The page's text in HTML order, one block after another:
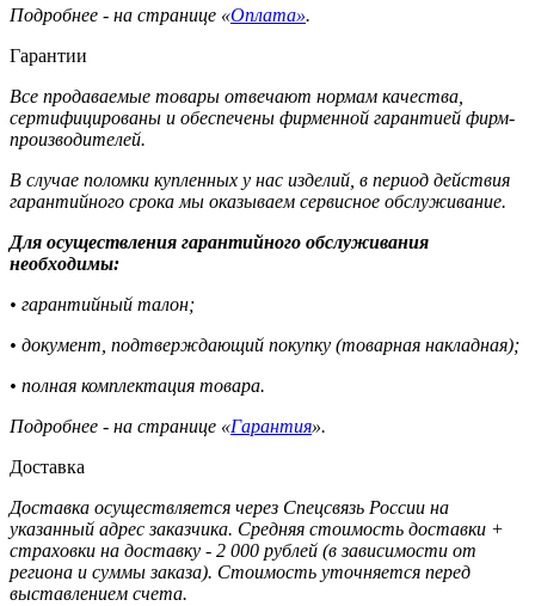
Подробнее - на странице «Оплата».
Гарантии
Все продаваемые товары отвечают нормам качества,
сертифицированы и обеспечены фирменной гарантией фирм-
производителей.
В случае поломки купленных у нас изделий, в период действия
гарантийного срока мы оказываем сервисное обслуживание.
Для осуществления гарантийного обслуживания
необходимы:
• гарантийный талон;
• документ, подтверждающий покупку (товарная накладная);
• полная комплектация товара.
Подробнее - на странице «Гарантия».
Доставка
Доставка осуществляется через Спецсвязь России на
указанный адрес заказчика. Средняя стоимость доставки +
страховки на доставку - 2 000 рублей (в зависимости от
региона и суммы заказа). Стоимость уточняется перед
выставлением счета.